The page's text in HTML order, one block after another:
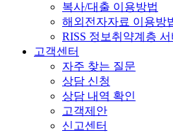
복사/대출 이용방법
해외전자자료 이용방
RISS 정보취약계층
고객센터
자주 찾는 질문
상담 신청
상담 내역 확인
고객제안
신고센터